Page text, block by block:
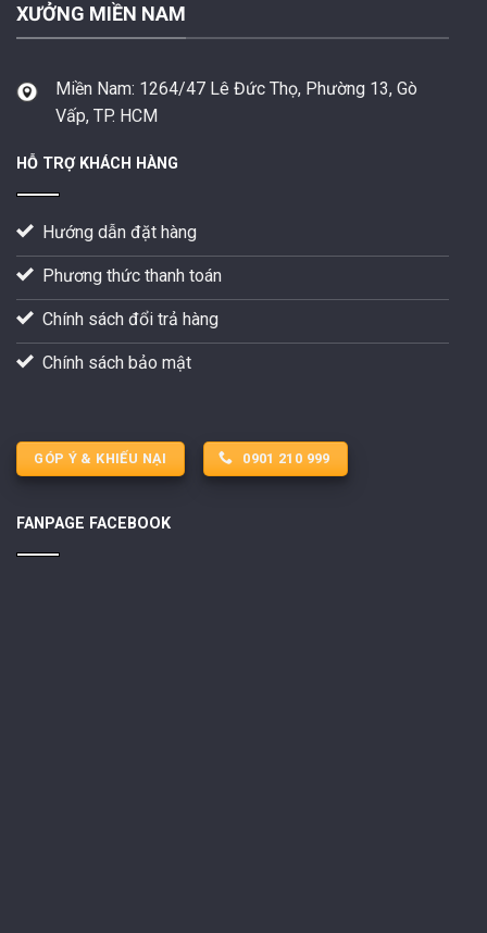
XƯỞNG MIỀN NAM
Miền Nam: 1264/47 Lê Đức Thọ, Phường 13, Gò
Vấp, TP. HCM
HỖ TRỢ KHÁCH HÀNG
Hướng dẫn đặt hàng
Phương thức thanh toán
Chính sách đổi trả hàng
Chính sách bảo mật
GÓP Ý & KHIẾU NẠI 0901 210 999
FANPAGE FACEBOOK